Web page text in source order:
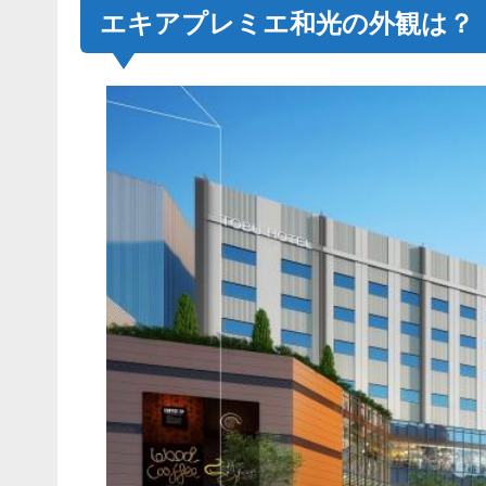
エキアプレミエ和光の外観は？